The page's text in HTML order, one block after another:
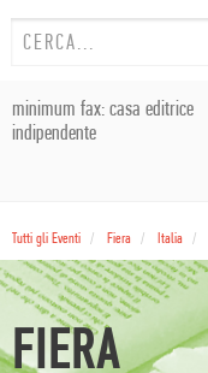
minimum fax: casa editrice
indipendente
Tutti gli Eventi Fiera Italia
FIERA